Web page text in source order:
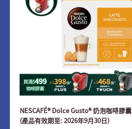
NESCAFÉ® Dolce Gusto® 奶泡咖啡膠囊
(產品有效期至: 2026年9月30日)